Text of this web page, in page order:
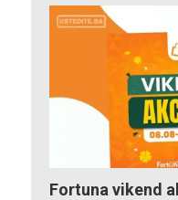
Fortuna vikend